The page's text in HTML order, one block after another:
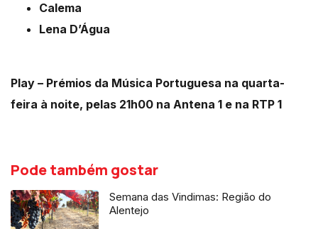
Calema
Lena D’Água
Play – Prémios da Música Portuguesa na quarta-
feira à noite, pelas 21h00 na Antena 1 e na RTP 1
Pode também gostar
Semana das Vindimas: Região do
Alentejo